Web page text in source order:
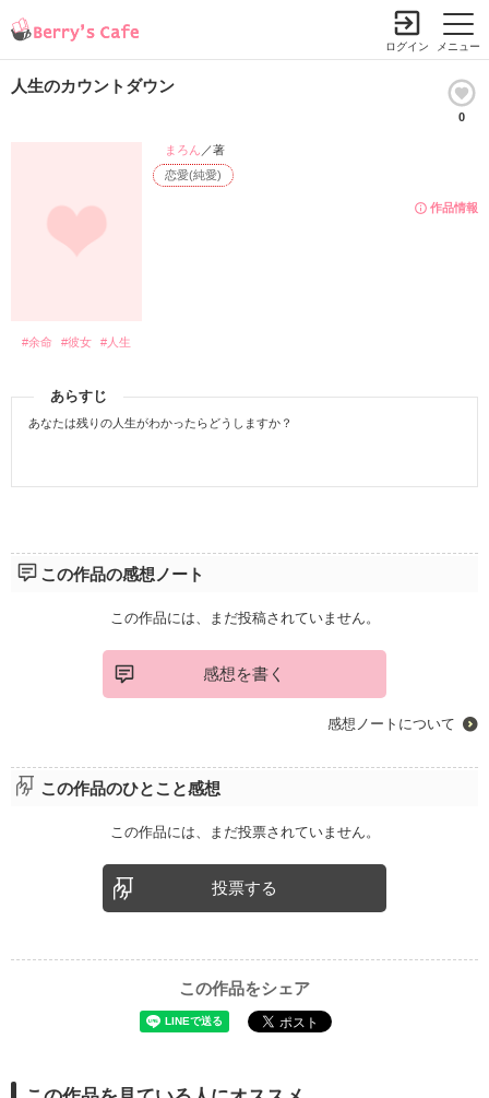
メニュー
ログイン
人生のカウントダウン
0
作品情報
恋愛(純愛)
まろん ／著
#余命 #彼女 #人生
あらすじ
あなたは残りの人生がわかったらどうしますか？
この作品の感想ノート
この作品には、まだ投稿されていません。
感想を書く
感想ノートについて
この作品のひとこと感想
この作品には、まだ投票されていません。
投票する
この作品をシェア